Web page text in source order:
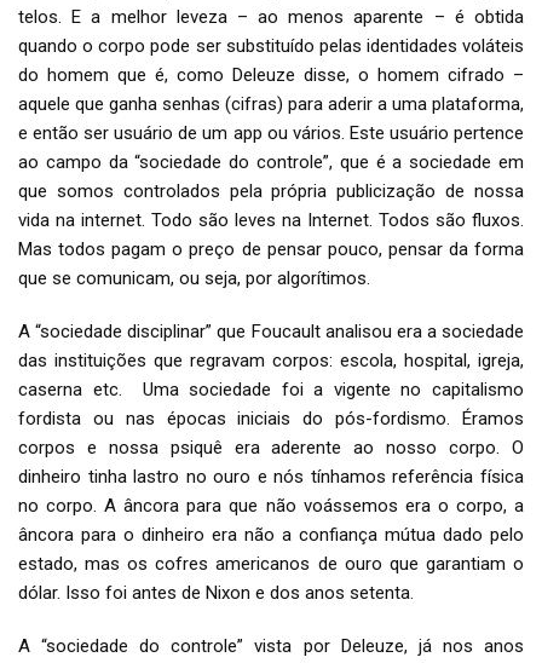
telos. E a melhor leveza – ao menos aparente – é obtida
quando o corpo pode ser substituído pelas identidades voláteis
do homem que é, como Deleuze disse, o homem cifrado –
aquele que ganha senhas (cifras) para aderir a uma plataforma,
e então ser usuário de um app ou vários. Este usuário pertence
ao campo da “sociedade do controle”, que é a sociedade em
que somos controlados pela própria publicização de nossa
vida na internet. Todo são leves na Internet. Todos são fluxos.
Mas todos pagam o preço de pensar pouco, pensar da forma
que se comunicam, ou seja, por algorítimos.
A “sociedade disciplinar” que Foucault analisou era a sociedade
das instituições que regravam corpos: escola, hospital, igreja,
caserna etc. Uma sociedade foi a vigente no capitalismo
fordista ou nas épocas iniciais do pós-fordismo. Éramos
corpos e nossa psiquê era aderente ao nosso corpo. O
dinheiro tinha lastro no ouro e nós tínhamos referência física
no corpo. A âncora para que não voássemos era o corpo, a
âncora para o dinheiro era não a confiança mútua dado pelo
estado, mas os cofres americanos de ouro que garantiam o
dólar. Isso foi antes de Nixon e dos anos setenta.
A “sociedade do controle” vista por Deleuze, já nos anos